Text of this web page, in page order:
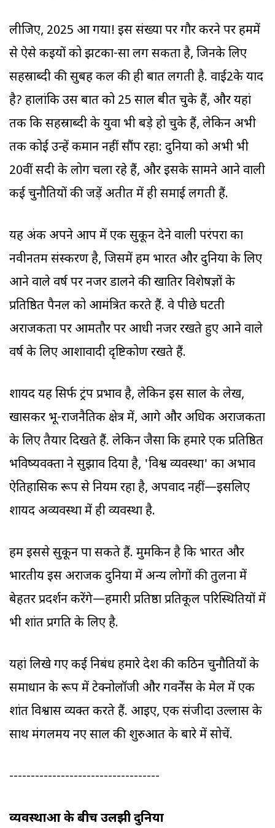
लीजिए, 2025 आ गया! इस संख्या पर गौर करने पर हममें
से ऐसे कइयों को झटका-सा लग सकता है, जिनके लिए
सहस्राब्दी की सुबह कल की ही बात लगती है. वाई2के याद
है? हालांकि उस बात को 25 साल बीत चुके हैं, और यहां
तक कि सहस्राब्दी के युवा भी बड़े हो चुके हैं, लेकिन अभी
तक कोई उन्हें कमान नहीं सौंप रहा: दुनिया को अभी भी
20वीं सदी के लोग चला रहे हैं, और इसके सामने आने वाली
कई चुनौतियों की जड़ें अतीत में ही समाई लगती हैं.
यह अंक अपने आप में एक सुकून देने वाली परंपरा का
नवीनतम संस्करण है, जिसमें हम भारत और दुनिया के लिए
आने वाले वर्ष पर नजर डालने की खातिर विशेषज्ञों के
प्रतिष्ठित पैनल को आमंत्रित करते हैं. वे पीछे घटती
अराजकता पर आमतौर पर आधी नजर रखते हुए आने वाले
वर्ष के लिए आशावादी दृष्टिकोण रखते हैं.
शायद यह सिर्फ ट्रंप प्रभाव है, लेकिन इस साल के लेख,
खासकर भू-राजनैतिक क्षेत्र में, आगे और अधिक अराजकता
के लिए तैयार दिखते हैं. लेकिन जैसा कि हमारे एक प्रतिष्ठित
भविष्यवक्ता ने सुझाव दिया है, 'विश्व व्यवस्था' का अभाव
ऐतिहासिक रूप से नियम रहा है, अपवाद नहीं—इसलिए
शायद अव्यवस्था में ही व्यवस्था है.
हम इससे सुकून पा सकते हैं. मुमकिन है कि भारत और
भारतीय इस अराजक दुनिया में अन्य लोगों की तुलना में
बेहतर प्रदर्शन करेंगे—हमारी प्रतिष्ठा प्रतिकूल परिस्थितियों में
भी शांत प्रगति के लिए है.
यहां लिखे गए कई निबंध हमारे देश की कठिन चुनौतियों के
समाधान के रूप में टेक्नोलॉजी और गवर्नेंस के मेल में एक
शांत विश्वास व्यक्त करते हैं. आइए, एक संजीदा उल्लास के
साथ मंगलमय नए साल की शुरुआत के बारे में सोचें.
-----------------------------------
व्यवस्थाओं के बीच उलझी दुनिया